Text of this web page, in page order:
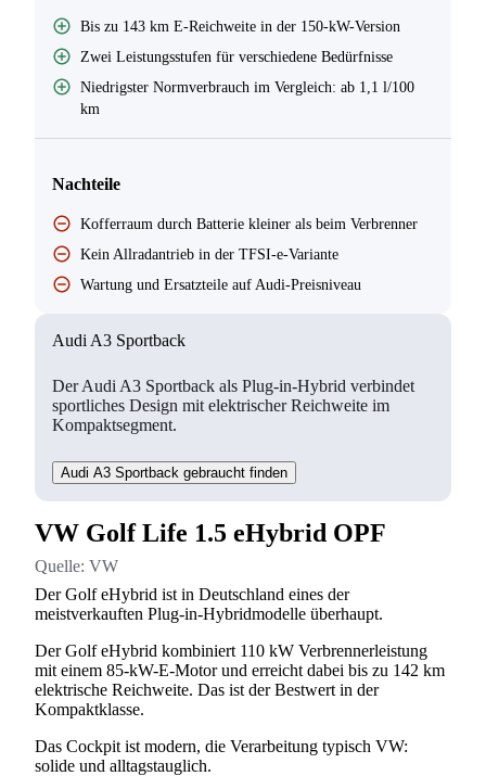
Bis zu 143 km E-Reichweite in der 150-kW-Version
Zwei Leistungsstufen für verschiedene Bedürfnisse
Niedrigster Normverbrauch im Vergleich: ab 1,1 l/100
km
Nachteile
Kofferraum durch Batterie kleiner als beim Verbrenner
Kein Allradantrieb in der TFSI-e-Variante
Wartung und Ersatzteile auf Audi-Preisniveau
Audi A3 Sportback
Der Audi A3 Sportback als Plug-in-Hybrid verbindet
sportliches Design mit elektrischer Reichweite im
Kompaktsegment.
Audi A3 Sportback gebraucht finden
VW Golf Life 1.5 eHybrid OPF
Quelle: VW
Der Golf eHybrid ist in Deutschland eines der
meistverkauften Plug-in-Hybridmodelle überhaupt.
Der Golf eHybrid kombiniert 110 kW Verbrennerleistung
mit einem 85-kW-E-Motor und erreicht dabei bis zu 142 km
elektrische Reichweite. Das ist der Bestwert in der
Kompaktklasse.
Das Cockpit ist modern, die Verarbeitung typisch VW:
solide und alltagstauglich.